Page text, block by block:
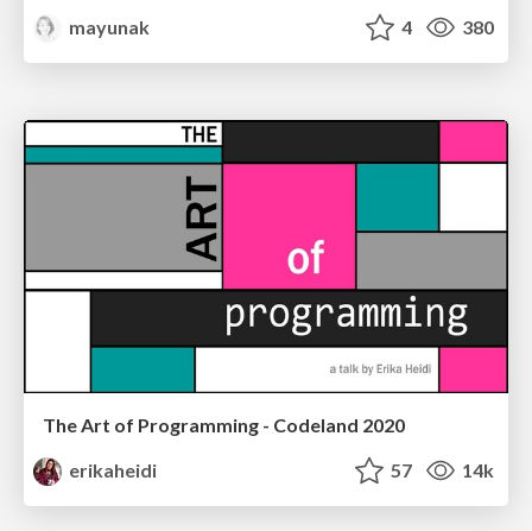
mayunak
4 380
The Art of Programming - Codeland 2020
erikaheidi
57 14k